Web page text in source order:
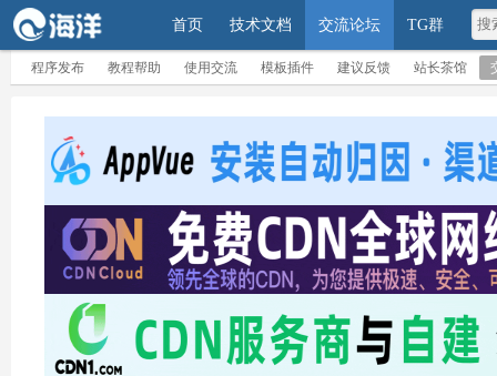
首页 技术文档 交流论坛 TG群
程序发布 教程帮助 使用交流 模板插件 建议反馈 站长茶馆